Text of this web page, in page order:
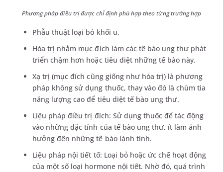
Phương pháp điều trị được chỉ định phù hợp theo từng trường hợp
Phẫu thuật loại bỏ khối u.
Hóa trị nhằm mục đích làm các tế bào ung thư phát
triển chậm hơn hoặc tiêu diệt những tế bào này.
Xạ trị (mục đích cũng giống như hóa trị) là phương
pháp không sử dụng thuốc, thay vào đó là chùm tia
năng lượng cao để tiêu diệt tế bào ung thư.
Liệu pháp điều trị đích: Sử dụng thuốc để tác động
vào những đặc tính của tế bào ung thư, ít làm ảnh
hưởng đến những tế bào lành tính.
Liệu pháp nội tiết tố: Loại bỏ hoặc ức chế hoạt động
của một số loại hormone nội tiết. Nhờ đó, quá trình